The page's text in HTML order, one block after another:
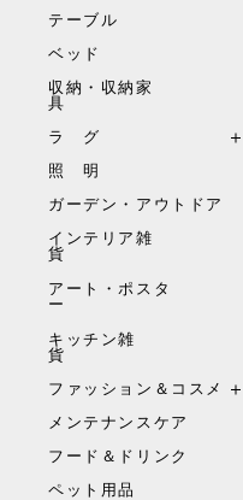
テーブル
ベッド
収納・収納家
具
ラ グ
照 明
ガーデン・アウトドア
インテリア雑
貨
アート・ポスタ
ー
キッチン雑
貨
ファッション＆コスメ
メンテナンスケア
フード＆ドリンク
ペット用品